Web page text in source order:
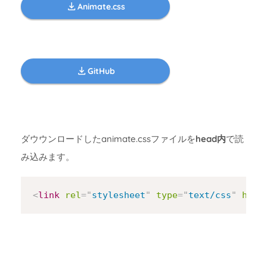
Animate.css
GitHub
ダウウンロードしたanimate.cssファイルをhead内で読
み込みます。
<link rel="stylesheet" type="text/css" href